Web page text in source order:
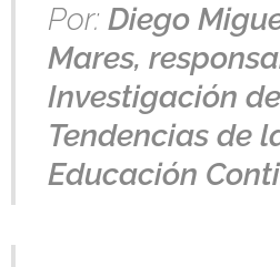
Por: Diego
Mares,
Investigación
Tendencias de
Educación